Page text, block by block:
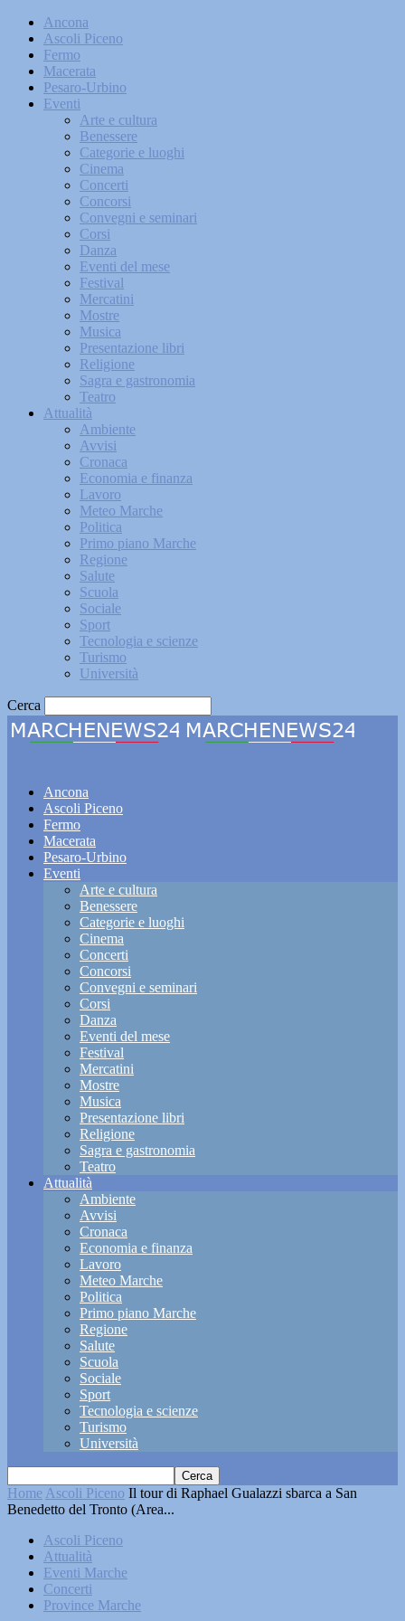
Ancona
Ascoli Piceno
Fermo
Macerata
Pesaro-Urbino
Eventi
Arte e cultura
Benessere
Categorie e luoghi
Cinema
Concerti
Concorsi
Convegni e seminari
Corsi
Danza
Eventi del mese
Festival
Mercatini
Mostre
Musica
Presentazione libri
Religione
Sagra e gastronomia
Teatro
Attualità
Ambiente
Avvisi
Cronaca
Economia e finanza
Lavoro
Meteo Marche
Politica
Primo piano Marche
Regione
Salute
Scuola
Sociale
Sport
Tecnologia e scienze
Turismo
Università
Cerca
Ancona
Ascoli Piceno
Fermo
Macerata
Pesaro-Urbino
Eventi
Arte e cultura
Benessere
Categorie e luoghi
Cinema
Concerti
Concorsi
Convegni e seminari
Corsi
Danza
Eventi del mese
Festival
Mercatini
Mostre
Musica
Presentazione libri
Religione
Sagra e gastronomia
Teatro
Attualità
Ambiente
Avvisi
Cronaca
Economia e finanza
Lavoro
Meteo Marche
Politica
Primo piano Marche
Regione
Salute
Scuola
Sociale
Sport
Tecnologia e scienze
Turismo
Università
Home Ascoli Piceno Il tour di Raphael Gualazzi sbarca a San
Benedetto del Tronto (Area...
Ascoli Piceno
Attualità
Eventi Marche
Concerti
Province Marche